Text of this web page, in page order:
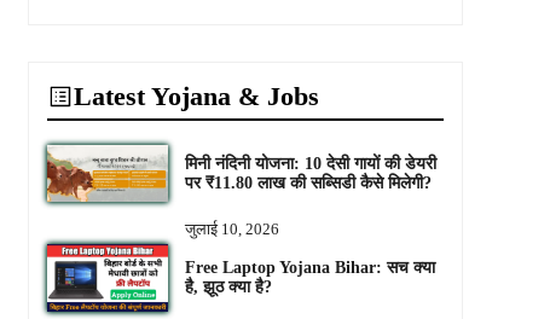
Latest Yojana & Jobs
मिनी नंदिनी योजना: 10 देसी गायों की डेयरी
पर ₹11.80 लाख की सब्सिडी कैसे मिलेगी?
जुलाई 10, 2026
Free Laptop Yojana Bihar: सच क्या
है, झूठ क्या है?